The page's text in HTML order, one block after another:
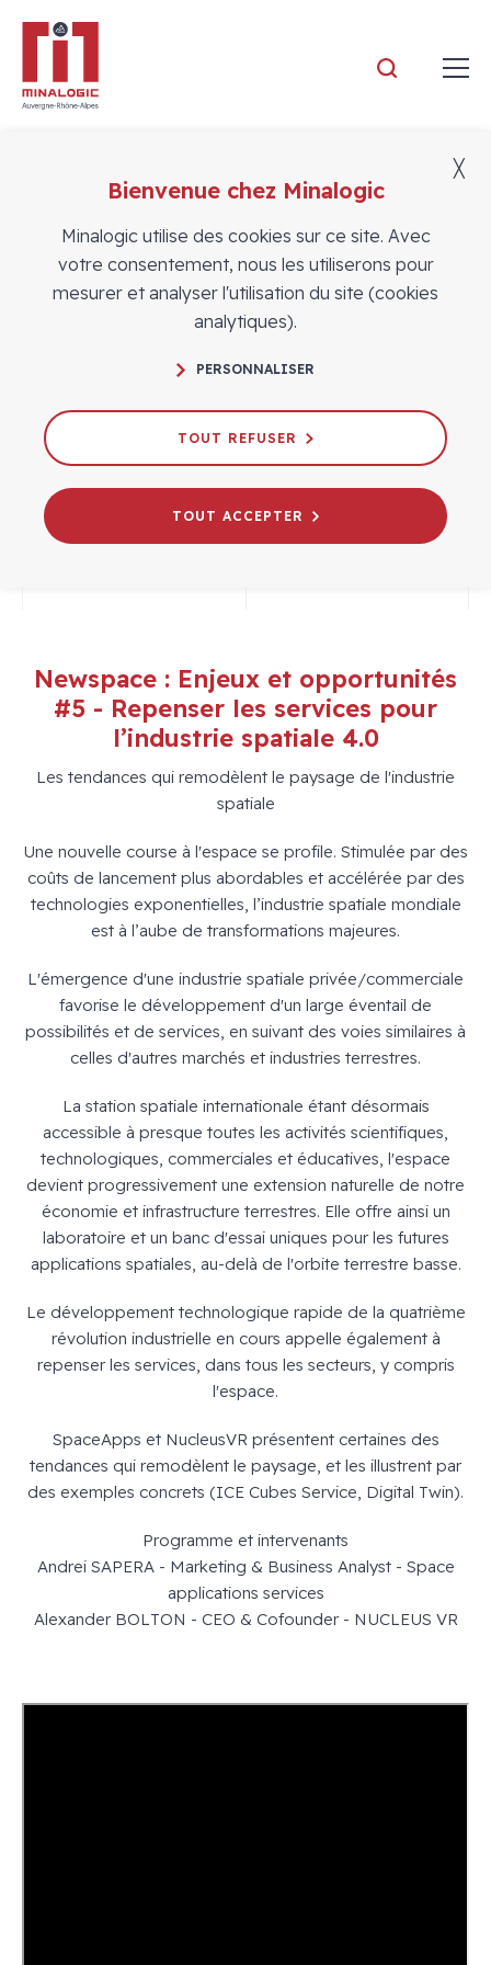
Vidéos
Repenser les services pour l’industrie
spatiale 4.0
29/04/2021
Newspace : Enjeux et opportunités
#5 - Repenser les services pour
l’industrie spatiale 4.0
Les tendances qui remodèlent le paysage de l'industrie
spatiale
Une nouvelle course à l'espace se profile. Stimulée par des
coûts de lancement plus abordables et accélérée par des
technologies exponentielles, l’industrie spatiale mondiale
est à l’aube de transformations majeures.
L'émergence d'une industrie spatiale privée/commerciale
favorise le développement d'un large éventail de
possibilités et de services, en suivant des voies similaires à
celles d'autres marchés et industries terrestres.
La station spatiale internationale étant désormais
accessible à presque toutes les activités scientifiques,
technologiques, commerciales et éducatives, l'espace
devient progressivement une extension naturelle de notre
économie et infrastructure terrestres. Elle offre ainsi un
laboratoire et un banc d'essai uniques pour les futures
applications spatiales, au-delà de l'orbite terrestre basse.
Le développement technologique rapide de la quatrième
révolution industrielle en cours appelle également à
repenser les services, dans tous les secteurs, y compris
l'espace.
SpaceApps et NucleusVR présentent certaines des
tendances qui remodèlent le paysage, et les illustrent par
des exemples concrets (ICE Cubes Service, Digital Twin).
Programme et intervenants
Andrei SAPERA - Marketing & Business Analyst - Space
applications services
Alexander BOLTON - CEO & Cofounder - NUCLEUS VR
Bienvenue chez Minalogic
Minalogic utilise des cookies sur ce site. Avec
votre consentement, nous les utiliserons pour
mesurer et analyser l'utilisation du site (cookies
analytiques).
PERSONNALISER
TOUT REFUSER
TOUT ACCEPTER
╳